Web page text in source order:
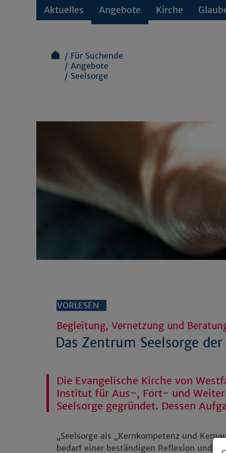
Aktuelles Angebote Kirche
Für Suchende
Angebote
Seelsorge
VORLESEN
Begleitung, Vernetzung und
Das Zentrum Seelsorge der
Die Evangelische Kirche von
Institut für Aus-, Fort- und
Seelsorge gegründet. Dessen
„Seelsorge als „Kernkompetenz und
bedarf einer beständigen Reflexion und